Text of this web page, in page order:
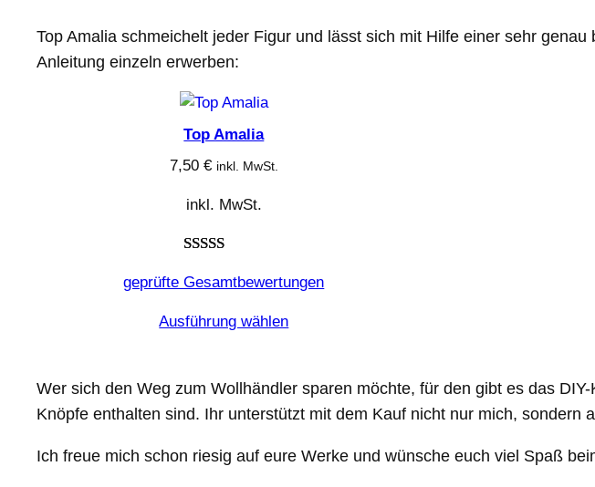
Top Amalia schmeichelt jeder Figur und lässt sich mit Hilfe einer sehr
Anleitung einzeln erwerben:
Top Amalia
7,50 € inkl. MwSt.
inkl. MwSt.
mit5.00
von 5,
Kundenbewertungen
geprüfte Gesamtbewertungen
Ausführung wählen
Wer sich den Weg zum Wollhändler sparen möchte, für den gibt es das
Knöpfe enthalten sind. Ihr unterstützt mit dem Kauf nicht nur mich, sondern
Ich freue mich schon riesig auf eure Werke und wünsche euch viel Spaß